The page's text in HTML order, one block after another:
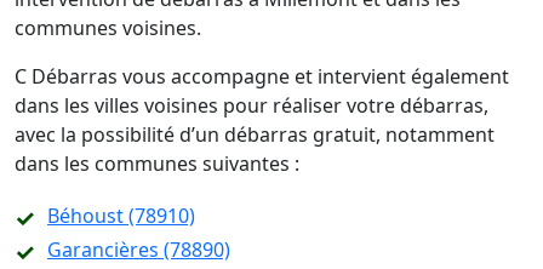
communes voisines.
C Débarras vous accompagne et intervient également
dans les villes voisines pour réaliser votre débarras,
avec la possibilité d’un débarras gratuit, notamment
dans les communes suivantes :
Béhoust (78910)
Garancières (78890)